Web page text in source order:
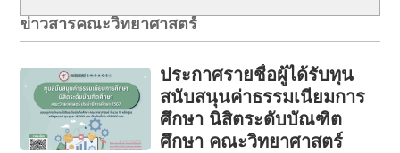
ข่าวสารคณะวิทยาศาสตร์
ประกาศรายชื่อผู้ได้รับทุน
สนับสนุนค่าธรรมเนียมการ
ศึกษา นิสิตระดับบัณฑิต
ศึกษา คณะวิทยาศาสตร์